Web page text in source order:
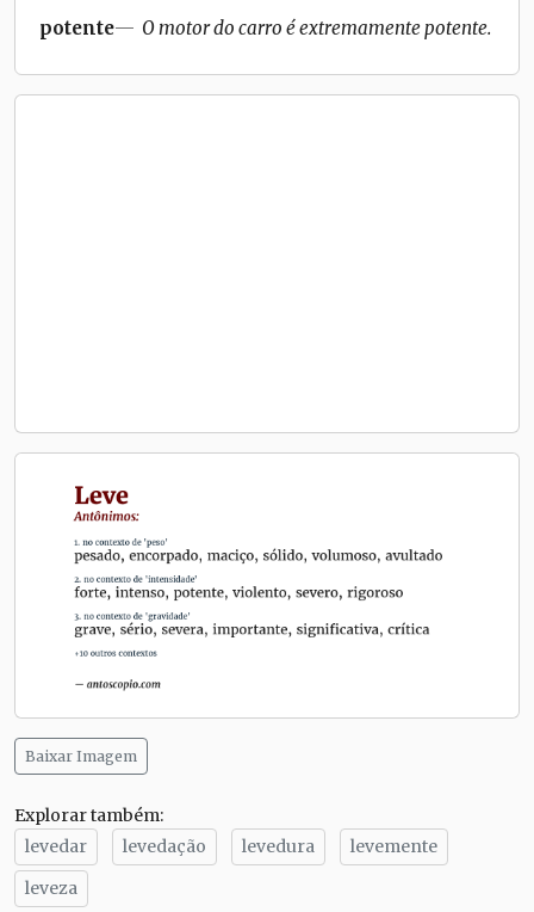
potente
O motor do carro é extremamente potente.
Baixar Imagem
Explorar também:
levedar
levedação levedura
levemente
leveza